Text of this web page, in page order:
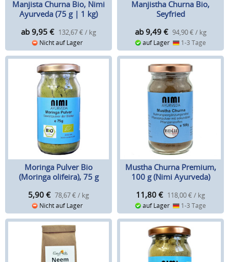
Manjista Churna Bio, Nimi
Ayurveda (75 g | 1 kg)
ab 9,95 € 132,67 € / kg
Nicht auf Lager
Manjistha Churna Bio,
Seyfried
ab 9,49 € 94,90 € / kg
auf Lager 1-3 Tage
Moringa Pulver Bio
(Moringa olifeira), 75 g
5,90 € 78,67 € / kg
Nicht auf Lager
Mustha Churna Premium,
100 g (Nimi Ayurveda)
11,80 € 118,00 € / kg
auf Lager 1-3 Tage